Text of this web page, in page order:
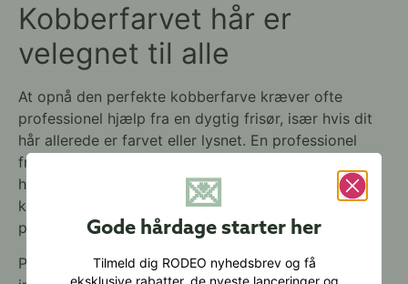
Kobberfarvet hår er
velegnet til alle
At opnå den perfekte kobberfarve kræver ofte
professionel hjælp fra en dygtig frisør, især hvis dit
hår allerede er farvet eller lysnet. En professionel
frisør vil kunne vejlede dig gennem processen og
hjælpe dig med at vælge den rigtige nuance af
kobber, der passer bedst til din hudtone og
personlighed.
Processen med at farve håret kobberfarvet
💌
Gode hårdage starter her
Tilmeld dig RODEO nyhedsbrev og få
eksklusive rabatter, de nyeste lanceringer og